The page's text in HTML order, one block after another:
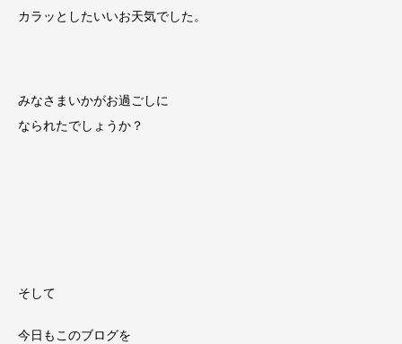
カラッとしたいいお天気でした。
みなさまいかがお過ごしに
なられたでしょうか？
そして
今日もこのブログを